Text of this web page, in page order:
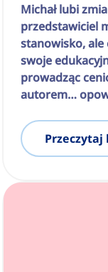
Michał lubi
przedstawiciel
stanowisko, ale
swoje
prowadząc
autorem…